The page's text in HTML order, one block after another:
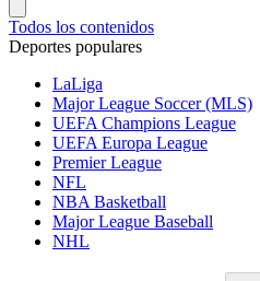
Todos los contenidos
Deportes populares
LaLiga
Major League Soccer (MLS)
UEFA Champions League
UEFA Europa League
Premier League
NFL
NBA Basketball
Major League Baseball
NHL